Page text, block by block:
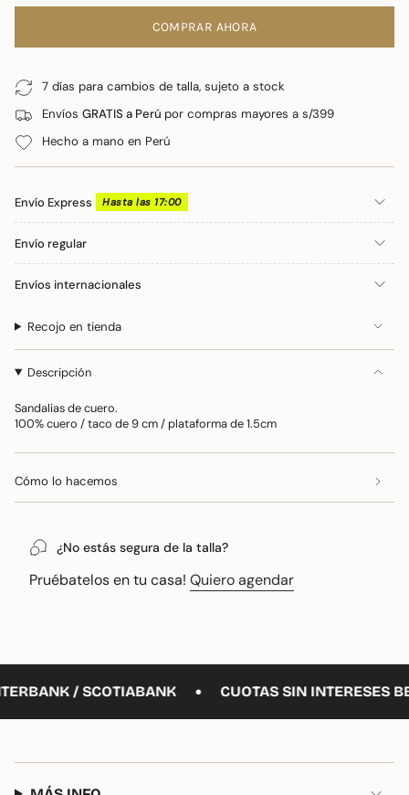
</span>
en
el
carrito",
para
product
}}",
de
quantity
}}",
"minimum_of"=>"Mínimo
{{
quantity
de
{{
}}"}
Sandalias de
botones
Sandalias
COMPRAR AHORA
7 días para cambios de talla, sujeto a stock
Envíos GRATIS a Perú por compras mayores a s/399
Hecho a mano en Perú
Envío Express Hasta las 17:00
Envío regular
Envíos internacionales
Recojo en tienda
Descripción
Sandalias de cuero.
100% cuero / taco de 9 cm / plataforma de 1.5cm
Cómo lo hacemos
¿No estás segura de la talla?
Pruébatelos en tu casa! Quiero agendar
/ SCOTIABANK CUOTAS SIN INTERESES